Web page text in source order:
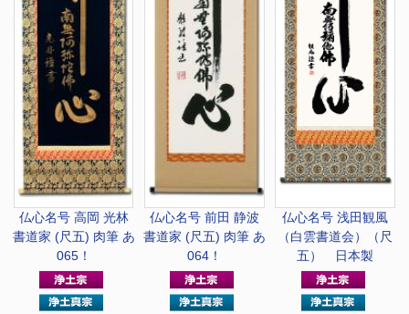
仏心名号 高岡 光林
書道家 (尺五) 肉筆 あ
065！
仏心名号 前田 静波
書道家 (尺五) 肉筆 あ
064！
仏心名号 浅田観風
（白雲書道会）（尺
五） 日本製